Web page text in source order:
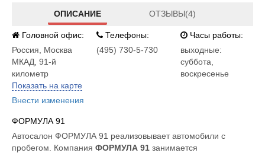
ОПИСАНИЕ ОТЗЫВЫ(4)
Головной офис:
Россия
Москва
МКАД, 91-й
километр
Показать на карте
Внести изменения
Телефоны:
(495) 730-5-730
Часы работы:
выходные:
суббота,
воскресенье
ФОРМУЛА 91
Автосалон ФОРМУЛА 91 реализовывает автомобили с
пробегом. Компания ФОРМУЛА 91 занимается